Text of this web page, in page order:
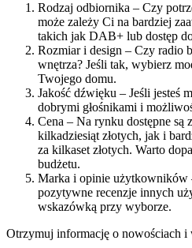
Rodzaj odbiornika – Czy
może zależy Ci na bardziej
takich jak DAB+ lub dostęp
Rozmiar i design – Czy radio
wnętrza? Jeśli tak, wybierz
Twojego domu.
Jakość dźwięku – Jeśli jesteś
dobrymi głośnikami i
Cena – Na rynku dostępne są
kilkadziesiąt złotych, jak i
za kilkaset złotych. Warto
budżetu.
Marka i opinie użytkowników
pozytywne recenzje innych
wskazówką przy wyborze.
Otrzymuj informację o nowościach i